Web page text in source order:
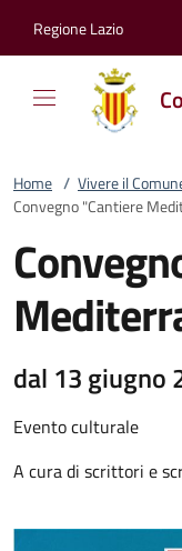
Regione Lazio
Home / Vivere il
Convegno "Cantiere
dal 13 giugno
Evento culturale
A cura di scrittori e